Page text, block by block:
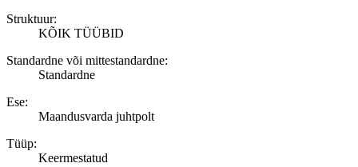
Struktuur:
KÕIK TÜÜBID
Standardne või mittestandardne:
Standardne
Ese:
Maandusvarda juhtpolt
Tüüp:
Keermestatud